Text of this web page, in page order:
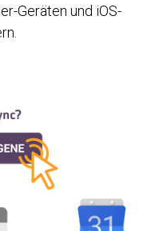
Geräten und iOS-